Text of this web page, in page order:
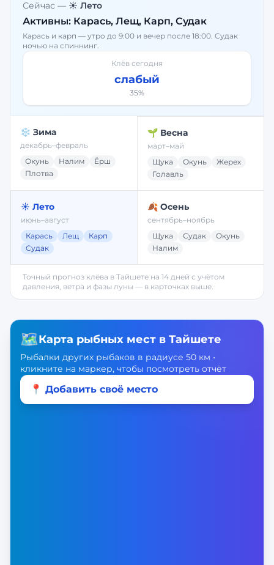
Сейчас — ☀️ Лето
Активны: Карась, Лещ, Карп, Судак
Карась и карп — утро до 9:00 и вечер после 18:00. Судак
ночью на спиннинг.
Клёв сегодня
слабый
35%
❄️ Зима
декабрь–февраль
Окунь
Налим
Ёрш
Плотва
🌱 Весна
март–май
Щука
Окунь
Жерех
Голавль
☀️ Лето
июнь–август
Карась
Лещ
Карп
Судак
🍂 Осень
сентябрь–ноябрь
Щука
Судак
Окунь
Налим
Точный прогноз клёва в Тайшете на 14 дней с учётом
давления, ветра и фазы луны — в карточках выше.
🗺️Карта рыбных мест в Тайшете
Рыбалки других рыбаков в радиусе 50 км •
кликните на маркер, чтобы посмотреть отчёт
📍 Добавить своё место